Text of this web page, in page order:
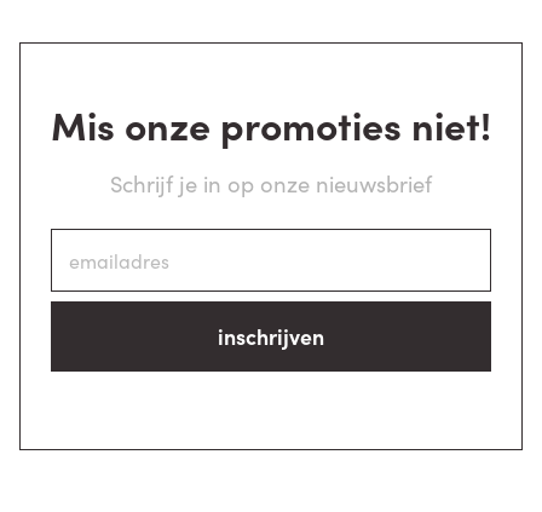
Mis onze promoties niet!
Schrijf je in op onze nieuwsbrief
inschrijven